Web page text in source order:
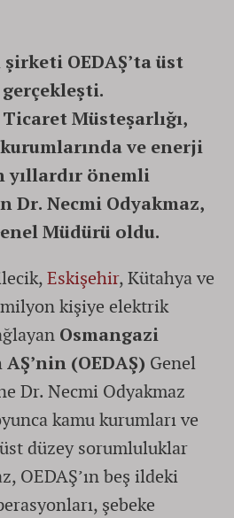
OEDAŞ’ta üst
Müsteşarlığı,
ve enerji
yıllardır önemli
Dr. Necmi Odyakmaz,
Müdürü oldu.
Eskişehir, Kütahya ve
milyon kişiye elektrik
Osmangazi
(OEDAŞ) Genel
Dr. Necmi Odyakmaz
kamu kurumları ve
düzey sorumluluklar
OEDAŞ’ın beş ildeki
şebeke